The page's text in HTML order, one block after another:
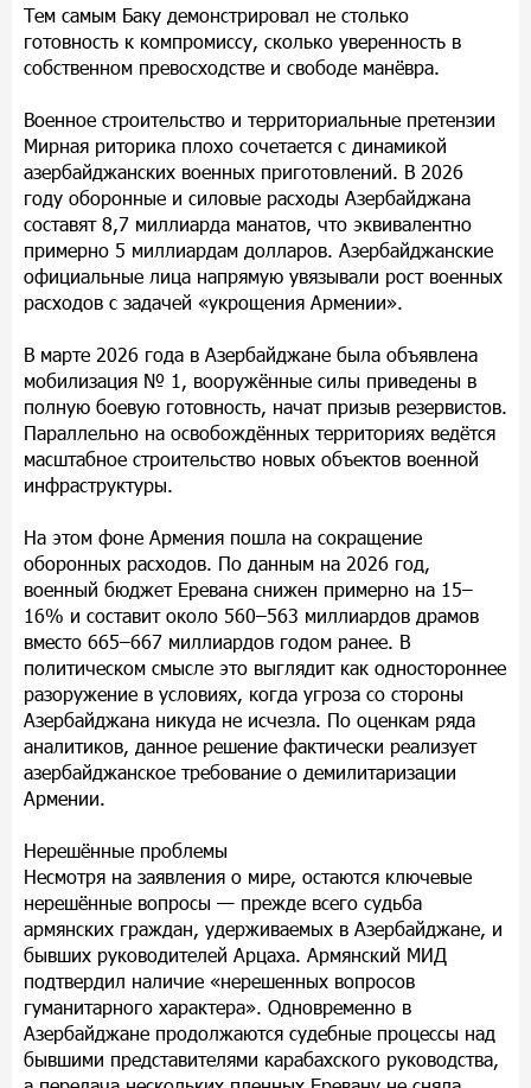
Тем самым Баку демонстрировал не столько
готовность к компромиссу, сколько уверенность в
собственном превосходстве и свободе манёвра.
Военное строительство и территориальные претензии
Мирная риторика плохо сочетается с динамикой
азербайджанских военных приготовлений. В 2026
году оборонные и силовые расходы Азербайджана
составят 8,7 миллиарда манатов, что эквивалентно
примерно 5 миллиардам долларов. Азербайджанские
официальные лица напрямую увязывали рост военных
расходов с задачей «укрощения Армении».
В марте 2026 года в Азербайджане была объявлена
мобилизация № 1, вооружённые силы приведены в
полную боевую готовность, начат призыв резервистов.
Параллельно на освобождённых территориях ведётся
масштабное строительство новых объектов военной
инфраструктуры.
На этом фоне Армения пошла на сокращение
оборонных расходов. По данным на 2026 год,
военный бюджет Еревана снижен примерно на 15–
16% и составит около 560–563 миллиардов драмов
вместо 665–667 миллиардов годом ранее. В
политическом смысле это выглядит как одностороннее
разоружение в условиях, когда угроза со стороны
Азербайджана никуда не исчезла. По оценкам ряда
аналитиков, данное решение фактически реализует
азербайджанское требование о демилитаризации
Армении.
Нерешённые проблемы
Несмотря на заявления о мире, остаются ключевые
нерешённые вопросы — прежде всего судьба
армянских граждан, удерживаемых в Азербайджане, и
бывших руководителей Арцаха. Армянский МИД
подтвердил наличие «нерешенных вопросов
гуманитарного характера». Одновременно в
Азербайджане продолжаются судебные процессы над
бывшими представителями карабахского руководства,